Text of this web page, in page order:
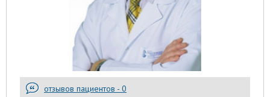
отзывов пациентов - 0